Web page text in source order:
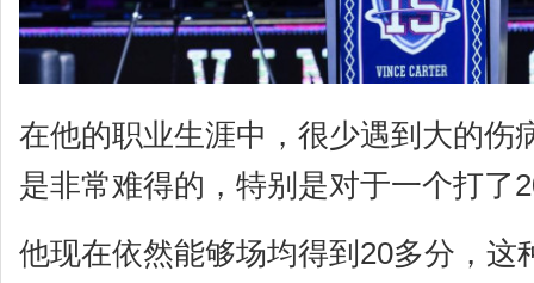
在他的职业生涯中，很少遇到大的伤
是非常难得的，特别是对于一个打了
他现在依然能够场均得到20多分，这